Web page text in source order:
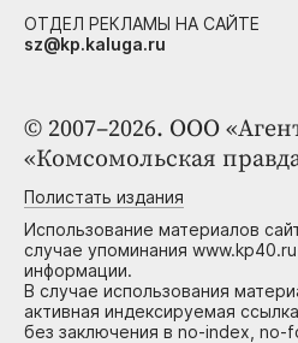
© 2007–2026. ООО
«Комсомольская
Полистать издания
Использование материалов
случае упоминания
информации.
В случае использования
активная индексируемая
без заключения в no-index, no-
ОТДЕЛ РЕКЛАМЫ НА САЙТЕ
sz@kp.kaluga.ru